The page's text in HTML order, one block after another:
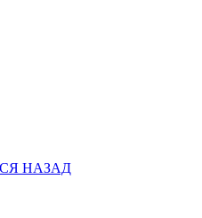
НАЗАД